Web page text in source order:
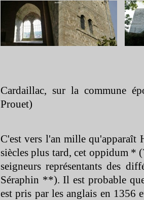
Cardaillac, sur la commune
Prouet)
C'est vers l'an mille qu'apparaît
siècles plus tard, cet oppidum *
seigneurs représentants des
Séraphin **). Il est probable
est pris par les anglais en 1356